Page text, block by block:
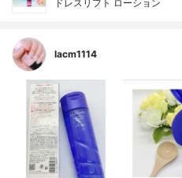
ドレスリフト ローション
lacm1114